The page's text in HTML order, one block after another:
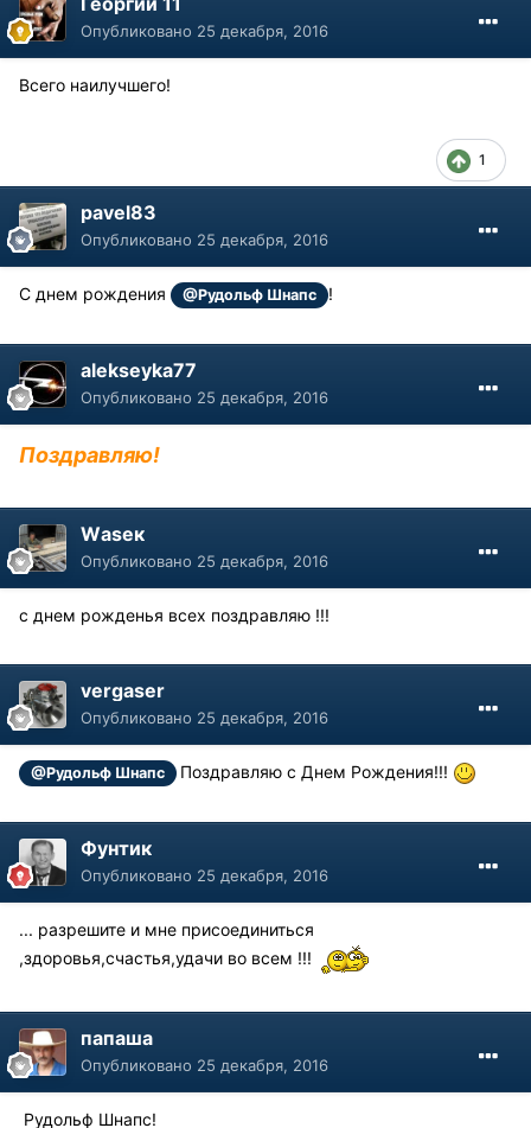
Опубликовано 25 декабря, 2016
Всего наилучшего!
1
pavel83
Опубликовано 25 декабря, 2016
С днем рождения @Рудольф Шнапс !
alekseyka77
Опубликовано 25 декабря, 2016
Поздравляю!
Wаsек
Опубликовано 25 декабря, 2016
с днем рожденья всех поздравляю !!!
vergaser
Опубликовано 25 декабря, 2016
@Рудольф Шнапс Поздравляю с Днем Рождения!!!
Фунтик
Опубликовано 25 декабря, 2016
... разрешите и мне присоединиться
,здоровья,счастья,удачи во всем !!!
папаша
Опубликовано 25 декабря, 2016
Рудольф Шнапс!